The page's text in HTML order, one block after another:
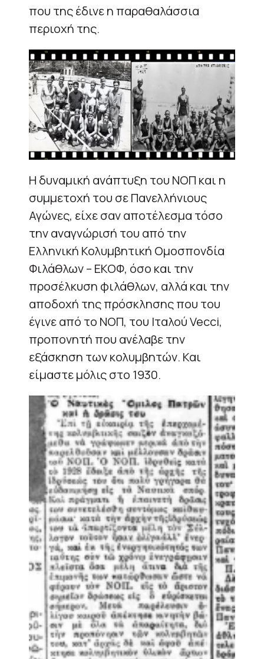
που της έδινε η παραθαλάσσια
περιοχή της.
Η δυναμική ανάπτυξη του ΝΟΠ και η
συμμετοχή του σε Πανελλήνιους
Αγώνες, είχε σαν αποτέλεσμα τόσο
την αναγνώρισή του από την
Ελληνική Κολυμβητική Ομοσπονδία
Φιλάθλων – ΕΚΟΦ, όσο και την
προσέλκυση φιλάθλων, αλλά και την
αποδοχή της πρόσκλησης που του
έγινε από το ΝΟΠ, του Ιταλού Vecci,
προπονητή που ανέλαβε την
εξάσκηση των κολυμβητών. Και
είμαστε μόλις στο 1930.